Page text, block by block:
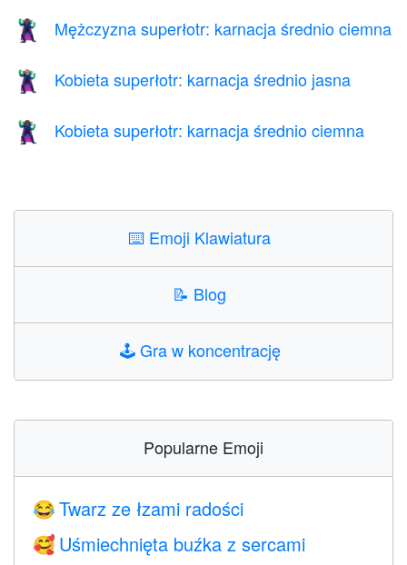
🦹🏾‍♂️ Mężczyzna superłotr: karnacja średnio ciemna
🦹🏼‍♀️ Kobieta superłotr: karnacja średnio jasna
🦹🏾‍♀️ Kobieta superłotr: karnacja średnio ciemna
⌨️ Emoji Klawiatura
📝 Blog
🕹️Gra w koncentrację
Popularne Emoji
😂 Twarz ze łzami radości
🥰 Uśmiechnięta buźka z sercami